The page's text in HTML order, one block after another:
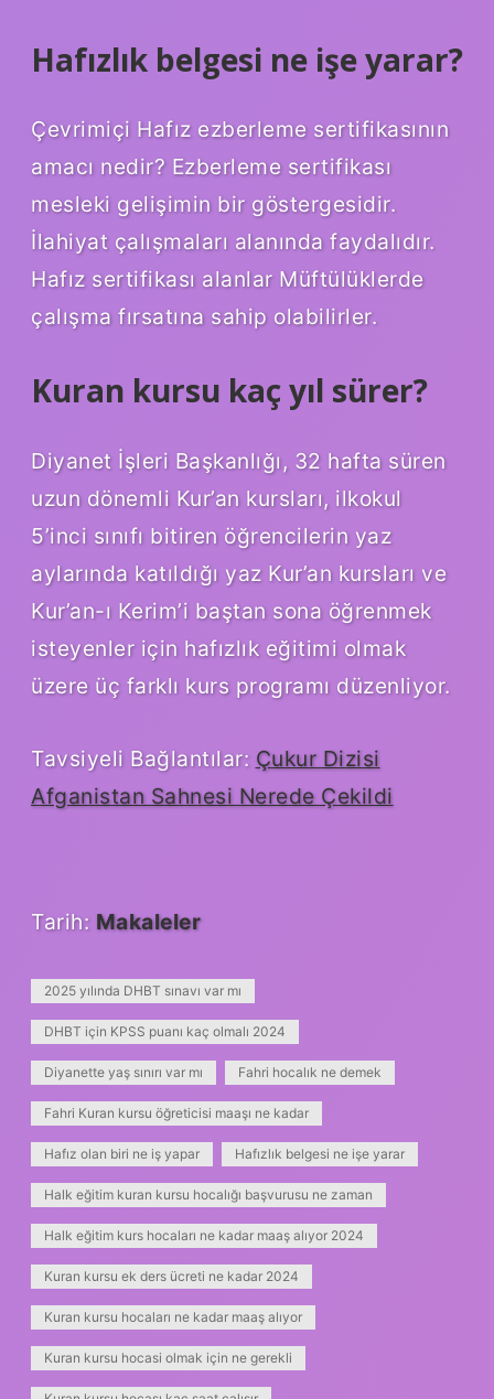
Hafızlık belgesi ne işe yarar?
Çevrimiçi Hafız ezberleme sertifikasının
amacı nedir? Ezberleme sertifikası
mesleki gelişimin bir göstergesidir.
İlahiyat çalışmaları alanında faydalıdır.
Hafız sertifikası alanlar Müftülüklerde
çalışma fırsatına sahip olabilirler.
Kuran kursu kaç yıl sürer?
Diyanet İşleri Başkanlığı, 32 hafta süren
uzun dönemli Kur’an kursları, ilkokul
5’inci sınıfı bitiren öğrencilerin yaz
aylarında katıldığı yaz Kur’an kursları ve
Kur’an-ı Kerim’i baştan sona öğrenmek
isteyenler için hafızlık eğitimi olmak
üzere üç farklı kurs programı düzenliyor.
Tavsiyeli Bağlantılar: Çukur Dizisi
Afganistan Sahnesi Nerede Çekildi
Tarih: Makaleler
2025 yılında DHBT sınavı var mı
DHBT için KPSS puanı kaç olmalı 2024
Diyanette yaş sınırı var mı Fahri hocalık ne demek
Fahri Kuran kursu öğreticisi maaşı ne kadar
Hafız olan biri ne iş yapar Hafızlık belgesi ne işe yarar
Halk eğitim kuran kursu hocalığı başvurusu ne zaman
Halk eğitim kurs hocaları ne kadar maaş alıyor 2024
Kuran kursu ek ders ücreti ne kadar 2024
Kuran kursu hocaları ne kadar maaş alıyor
Kuran kursu hocasi olmak için ne gerekli